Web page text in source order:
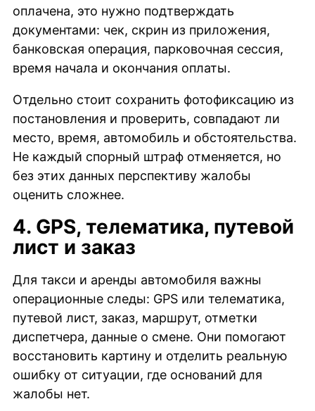
оплачена, это нужно подтверждать
документами: чек, скрин из приложения,
банковская операция, парковочная сессия,
время начала и окончания оплаты.
Отдельно стоит сохранить фотофиксацию из
постановления и проверить, совпадают ли
место, время, автомобиль и обстоятельства.
Не каждый спорный штраф отменяется, но
без этих данных перспективу жалобы
оценить сложнее.
4. GPS, телематика, путевой
лист и заказ
Для такси и аренды автомобиля важны
операционные следы: GPS или телематика,
путевой лист, заказ, маршрут, отметки
диспетчера, данные о смене. Они помогают
восстановить картину и отделить реальную
ошибку от ситуации, где оснований для
жалобы нет.